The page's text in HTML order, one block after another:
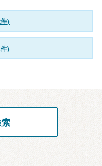
)
)
索